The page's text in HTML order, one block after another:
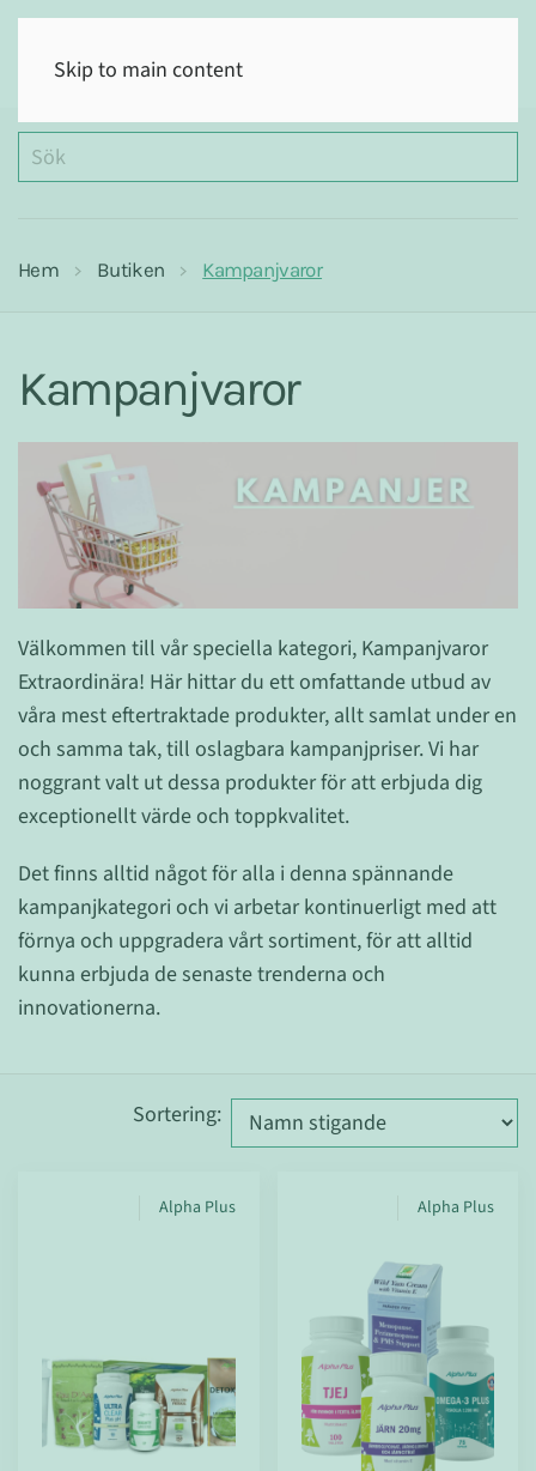
Skip to main content
Hem Butiken Kampanjvaror
Kampanjvaror
Välkommen till vår speciella kategori, Kampanjvaror
Extraordinära! Här hittar du ett omfattande utbud av
våra mest eftertraktade produkter, allt samlat under en
och samma tak, till oslagbara kampanjpriser. Vi har
noggrant valt ut dessa produkter för att erbjuda dig
exceptionellt värde och toppkvalitet.
Det finns alltid något för alla i denna spännande
kampanjkategori och vi arbetar kontinuerligt med att
förnya och uppgradera vårt sortiment, för att alltid
kunna erbjuda de senaste trenderna och
innovationerna.
Sortering:
Alpha Plus Alpha Plus